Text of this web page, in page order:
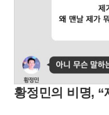
황정민의 비명, “